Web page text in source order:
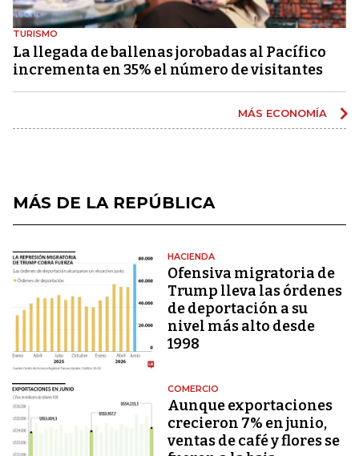
TURISMO
La llegada de ballenas jorobadas al Pacífico
incrementa en 35% el número de visitantes
MÁS ECONOMÍA
MÁS DE LA REPÚBLICA
HACIENDA
Ofensiva migratoria de
Trump lleva las órdenes
de deportación a su
nivel más alto desde
1998
COMERCIO
Aunque exportaciones
crecieron 7% en junio,
ventas de café y flores se